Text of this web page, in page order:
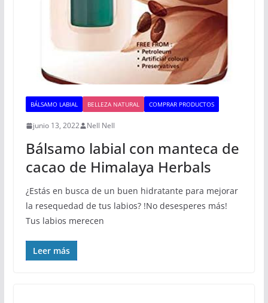
BÁLSAMO LABIAL BELLEZA NATURAL COMPRAR PRODUCTOS
junio 13, 2022 Nell Nell
Bálsamo labial con manteca de
cacao de Himalaya Herbals
¿Estás en busca de un buen hidratante para mejorar
la resequedad de tus labios? !No desesperes más!
Tus labios merecen
Leer más